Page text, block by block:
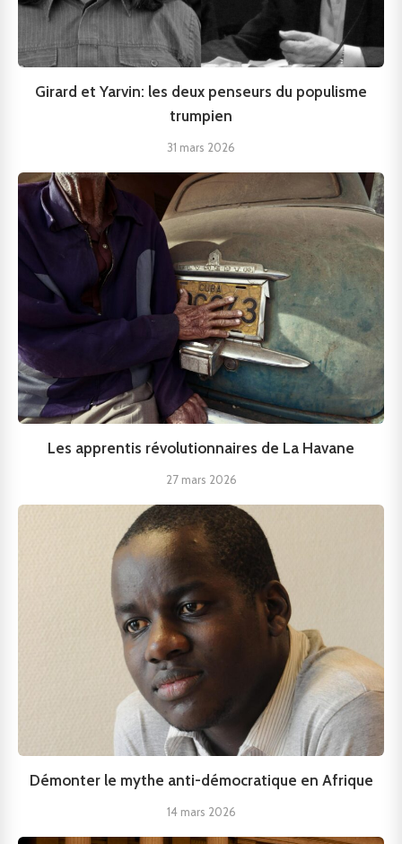
Girard et Yarvin: les deux penseurs du populisme
trumpien
31 mars 2026
Les apprentis révolutionnaires de La Havane
27 mars 2026
Démonter le mythe anti-démocratique en Afrique
14 mars 2026